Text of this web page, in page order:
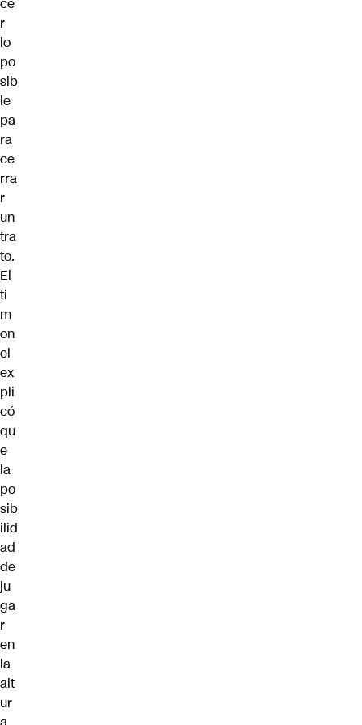
ce
r
lo
po
sib
le
pa
ra
ce
rra
r
un
tra
to.
El
ti
m
on
el
ex
pli
có
qu
e
la
po
sib
ilid
ad
de
ju
ga
r
en
la
alt
ur